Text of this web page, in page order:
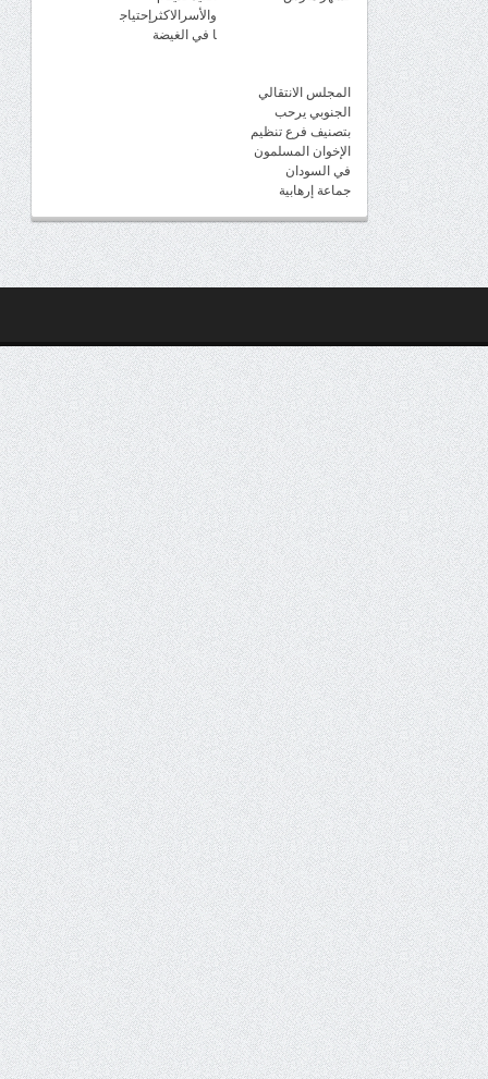
والأسرالاكثرإحتياج
ا في الغيضة
المجلس الانتقالي
الجنوبي يرحب
بتصنيف فرع تنظيم
الإخوان المسلمون
في السودان
جماعة إرهابية